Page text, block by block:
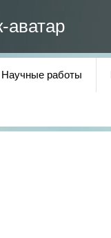
аватар
Научные работы